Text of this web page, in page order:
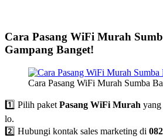
Cara Pasang WiFi Murah
Gampang Banget!
Cara Pasang WiFi Murah Sumba
1️⃣ Pilih paket Pasang WiFi Murah yang
lo.
2️⃣ Hubungi kontak sales marketing di